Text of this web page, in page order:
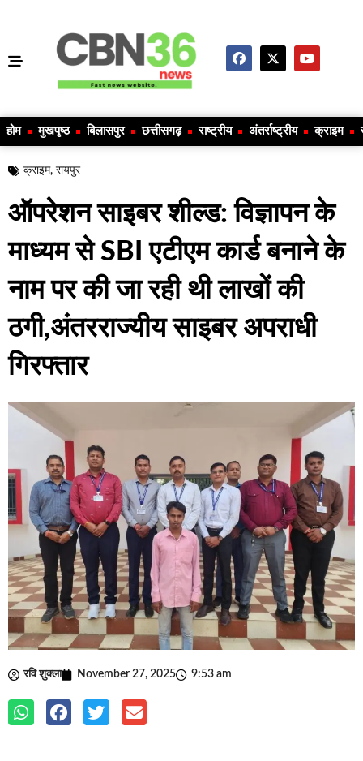
होम मुखपृष्ठ बिलासपुर छत्तीसगढ़ राष्ट्रीय अंतर्राष्ट्रीय क्राइम
क्राइम, रायपुर
ऑपरेशन साइबर शील्ड: विज्ञापन के
माध्यम से SBI एटीएम कार्ड बनाने के
नाम पर की जा रही थी लाखों की
ठगी,अंतरराज्यीय साइबर अपराधी
गिरफ्तार
रवि शुक्ला November 27, 2025 9:53 am